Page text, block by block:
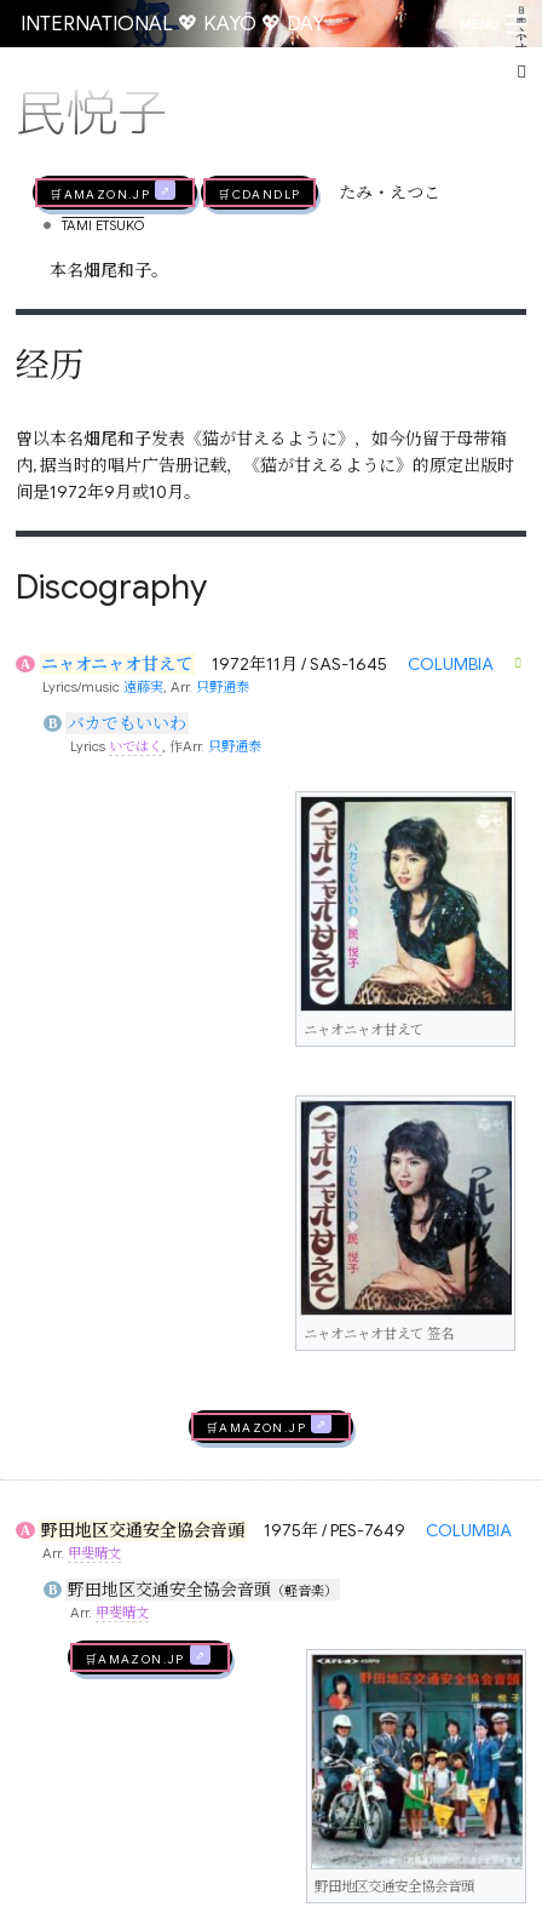
INTERNATIONAL 💖 KAYŌ 💖 DAY
民悦子
🛒AMAZON.jp 🛒CDandLP たみ・えつこ
• TAMI ETSUKO
本名畑尾和子。
经历
曾以本名畑尾和子发表《猫が甘えるように》，如今仍留于母带箱
内, 据当时的唱片广告册记载，《猫が甘えるように》的原定出版时
间是1972年9月或10月。
Discography
A ニャオニャオ甘えて 1972年11月 / SAS-1645 COLUMBIA
Lyrics/music遠藤実 , Arr. 只野通泰
B バカでもいいわ
Lyrics いではく , 作Arr. 只野通泰
ニャオニャオ甘えて
ニャオニャオ甘えて 签名
🛒AMAZON.jp
A 野田地区交通安全協会音頭 1975年 / PES-7649 COLUMBIA
Arr. 甲斐晴文
B 野田地区交通安全協会音頭 （軽音楽）
Arr. 甲斐晴文
野田地区交通安全協会音頭
🛒AMAZON.jp